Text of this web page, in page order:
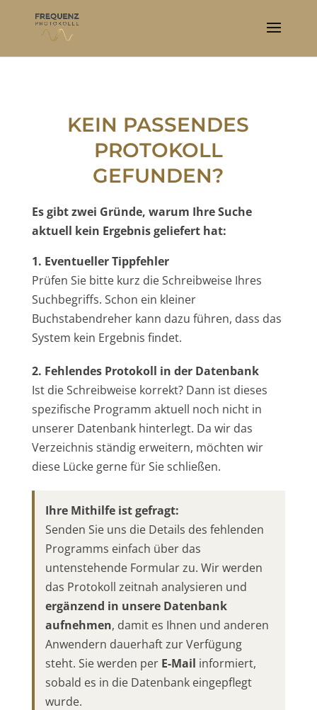
KEIN PASSENDES
PROTOKOLL
GEFUNDEN?
Es gibt zwei Gründe, warum Ihre Suche
aktuell kein Ergebnis geliefert hat:
1. Eventueller Tippfehler
Prüfen Sie bitte kurz die Schreibweise Ihres
Suchbegriffs. Schon ein kleiner
Buchstabendreher kann dazu führen, dass das
System kein Ergebnis findet.
2. Fehlendes Protokoll in der Datenbank
Ist die Schreibweise korrekt? Dann ist dieses
spezifische Programm aktuell noch nicht in
unserer Datenbank hinterlegt. Da wir das
Verzeichnis ständig erweitern, möchten wir
diese Lücke gerne für Sie schließen.
Ihre Mithilfe ist gefragt:
Senden Sie uns die Details des fehlenden
Programms einfach über das
untenstehende Formular zu. Wir werden
das Protokoll zeitnah analysieren und
ergänzend in unsere Datenbank
aufnehmen, damit es Ihnen und anderen
Anwendern dauerhaft zur Verfügung
steht. Sie werden per E-Mail informiert,
sobald es in die Datenbank eingepflegt
wurde.